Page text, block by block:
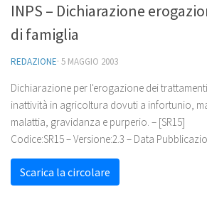
INPS – Dichiarazione
di famiglia
REDAZIONE· 5 MAGGIO 2003
Dichiarazione per l'erogazione dei
inattività in agricoltura dovuti a infortunio,
malattia, gravidanza e purperio. – [SR15]
Codice:SR15– Versione:2.3 – Data
Scarica la circolare